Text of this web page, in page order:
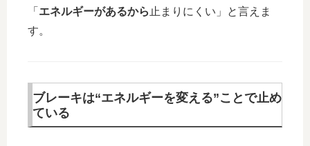
「 エネルギーがあるから 止まりにくい」と言えま
す。
ブレーキは“エネルギーを変える”ことで止め
ている